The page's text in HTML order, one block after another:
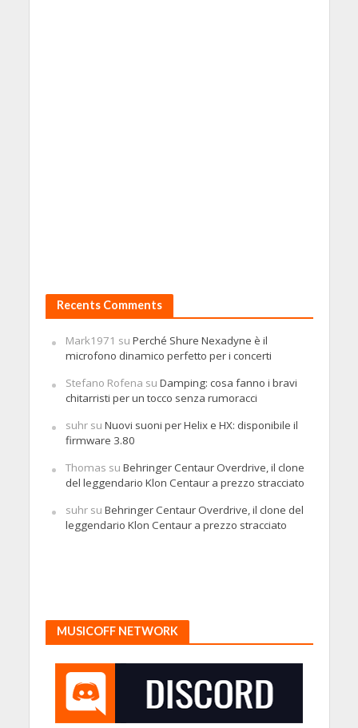
Recents Comments
Mark1971 su Perché Shure Nexadyne è il
microfono dinamico perfetto per i concerti
Stefano Rofena su Damping: cosa fanno i bravi
chitarristi per un tocco senza rumoracci
suhrsu Nuovi suoni per Helix e HX: disponibile il
firmware 3.80
Thomas su Behringer Centaur Overdrive, il clone
del leggendario Klon Centaur a prezzo stracciato
suhrsu Behringer Centaur Overdrive, il clone del
leggendario Klon Centaur a prezzo stracciato
MUSICOFF NETWORK